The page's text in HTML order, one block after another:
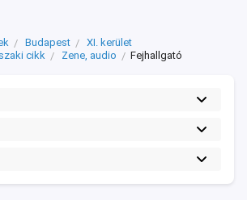
Budapest
XI. kerület
cikk
Zene, audio Fejhallgató